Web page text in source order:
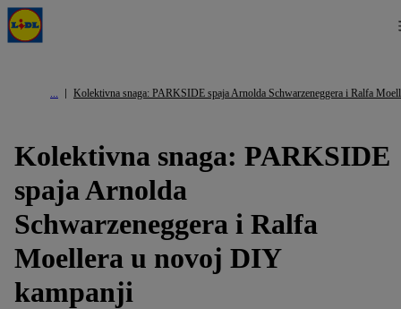
Kolektivna snaga: PARKSIDE spaja Arnolda Schwarzeneggera i Ralfa
Kolektivna snaga: PARKSIDE
spaja Arnolda
Schwarzeneggera i Ralfa
Moellera u novoj DIY
kampanji